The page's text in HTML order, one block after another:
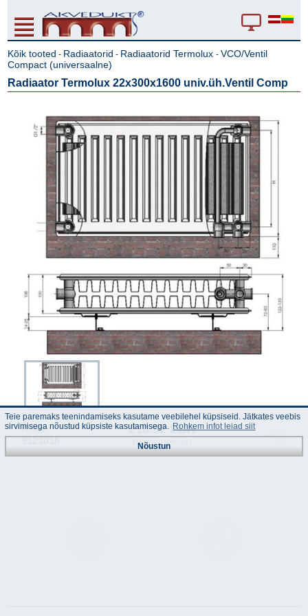
Kõik tooted - Radiaatorid - Radiaatorid Termolux-VCO/Ventil
Compact (universaalne)
Radiaator Termolux 22x300x1600 univ.üh.Ventil Comp
Kood :
9123016
210.92 EUR
(Hinnad km-ga)
Teie paremaks teenindamiseks kasutame veebilehel küpsiseid. Jätkates veebis
sirvimisega nõustud küpsiste kasutamisega. Rohkem infot leiad siit
Nõustun